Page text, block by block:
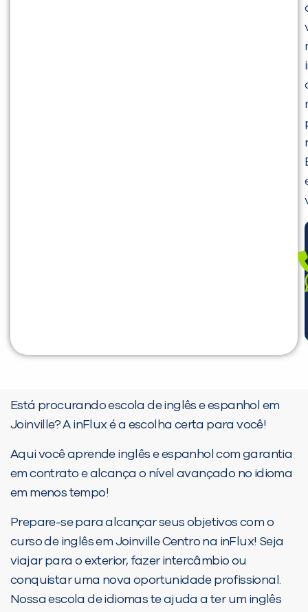
Está procurando escola de inglês e espanhol em
Joinville? A inFlux é a escolha certa para você!
Aqui você aprende inglês e espanhol com garantia
em contrato e alcança o nível avançado no idioma
em menos tempo!
Prepare-se para alcançar seus objetivos com o
curso de inglês em Joinville Centro na inFlux! Seja
viajar para o exterior, fazer intercâmbio ou
conquistar uma nova oportunidade profissional.
Nossa escola de idiomas te ajuda a ter um inglês